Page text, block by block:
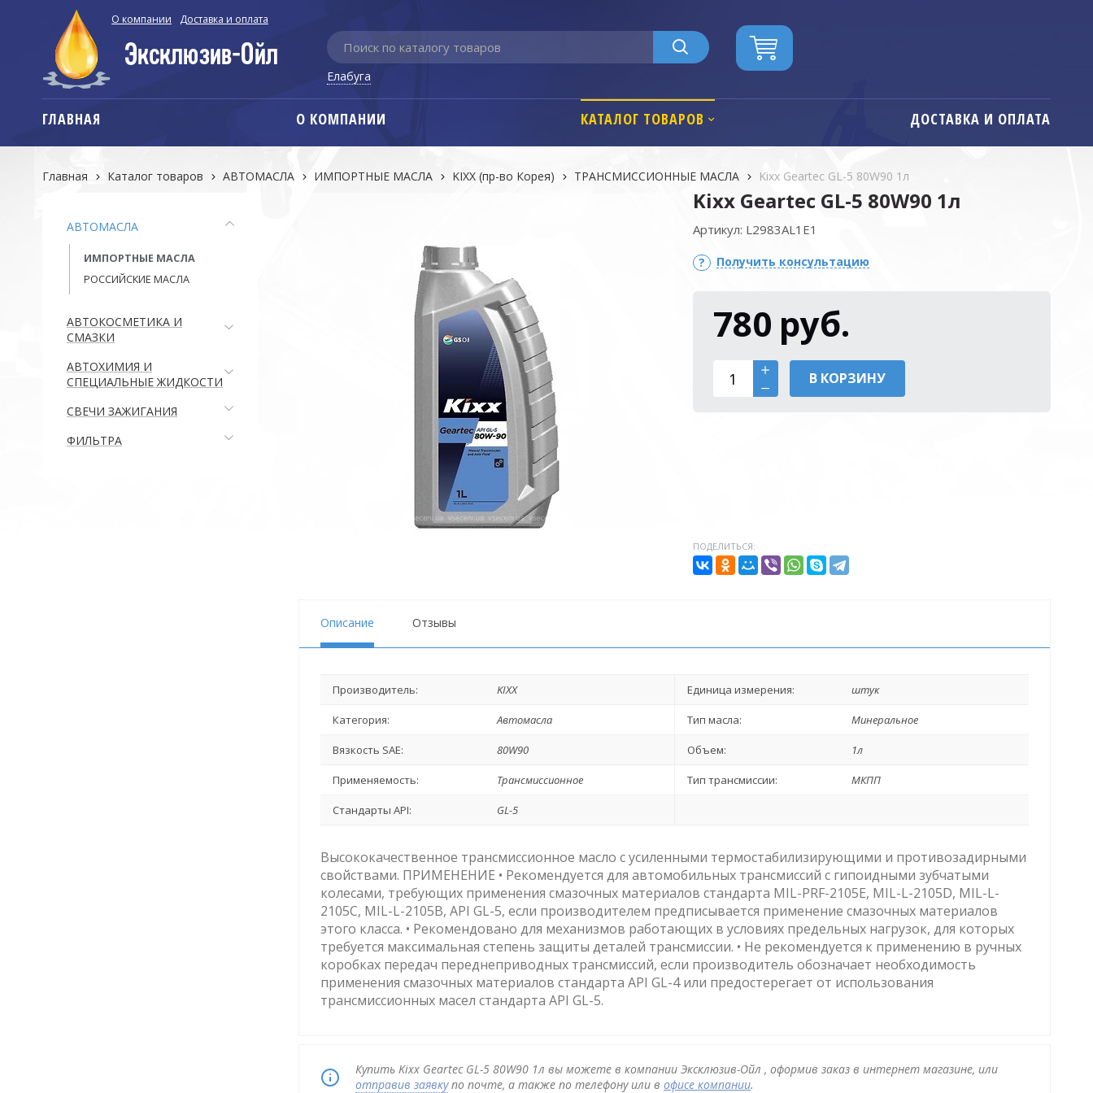
О компании Доставка и оплата
Елабуга
ГЛАВНАЯ О КОМПАНИИ КАТАЛОГ ТОВАРОВ ДОСТАВКА И ОПЛАТА
Главная Каталог товаров АВТОМАСЛА ИМПОРТНЫЕ МАСЛА KIXX (пр-во Корея) ТРАНСМИССИОННЫЕ МАСЛА Kixx Geartec GL-5 80W90 1л
АВТОМАСЛА
ИМПОРТНЫЕ МАСЛА
РОССИЙСКИЕ МАСЛА
АВТОКОСМЕТИКА И
СМАЗКИ
АВТОХИМИЯ И
СПЕЦИАЛЬНЫЕ ЖИДКОСТИ
СВЕЧИ ЗАЖИГАНИЯ
ФИЛЬТРА
Kixx Geartec GL-5 80W90 1л
Артикул: L2983AL1E1
Получить консультацию
780 руб.
В КОРЗИНУ
ПОДЕЛИТЬСЯ:
Описание Отзывы
Производитель: KIXX Единица измерения: штук
Категория: Автомасла Тип масла: Минеральное
Вязкость SAE: 80W90 Объем: 1л
Применяемость: Трансмиссионное Тип трансмиссии: МКПП
Стандарты API: GL-5
Высококачественное трансмиссионное масло с усиленными термостабилизирующими и противозадирными
свойствами. ПРИМЕНЕНИЕ • Рекомендуется для автомобильных трансмиссий с гипоидными зубчатыми
колесами, требующих применения смазочных материалов стандарта MIL-PRF-2105E, MIL-L-2105D, MIL-L-
2105C, MIL-L-2105B, API GL-5, если производителем предписывается применение смазочных материалов
этого класса. • Рекомендовано для механизмов работающих в условиях предельных нагрузок, для которых
требуется максимальная степень защиты деталей трансмиссии. • Не рекомендуется к применению в ручных
коробках передач переднеприводных трансмиссий, если производитель обозначает необходимость
применения смазочных материалов стандарта API GL-4 или предостерегает от использования
трансмиссионных масел стандарта API GL-5.
Купить Kixx Geartec GL-5 80W90 1л вы можете в компании Эксклюзив-Ойл , оформив заказ в интернет магазине, или
отправив заявкупо почте, а также по телефону или в офисе компании.